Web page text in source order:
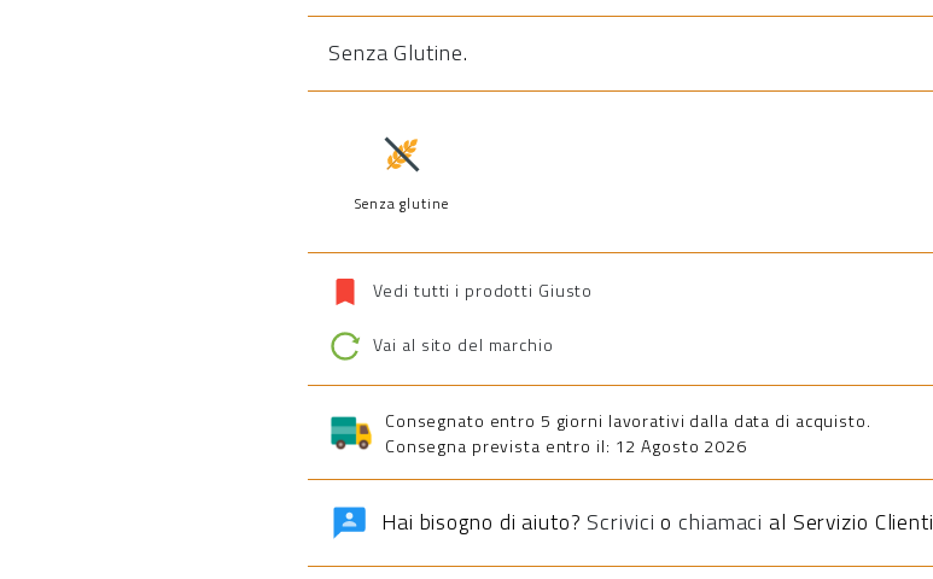
Senza Glutine.
Senza glutine
Vedi tutti i prodotti Giusto
Vai al sito del marchio
Consegnato entro 5 giorni lavorativi dalla data di acquisto.
Consegna prevista entro il: 12 Agosto 2026
Hai bisogno di aiuto? Scrivici ochiamaci al Servizio Clienti